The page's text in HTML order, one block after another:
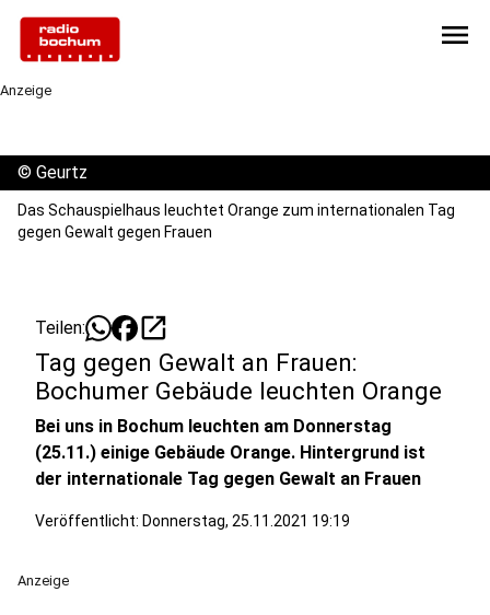
menu
Anzeige
© Geurtz
Das Schauspielhaus leuchtet Orange zum internationalen Tag
gegen Gewalt gegen Frauen
Teilen: open_in_new
Tag gegen Gewalt an Frauen:
Bochumer Gebäude leuchten Orange
Bei uns in Bochum leuchten am Donnerstag
(25.11.) einige Gebäude Orange. Hintergrund ist
der internationale Tag gegen Gewalt an Frauen
Veröffentlicht: Donnerstag, 25.11.2021 19:19
Anzeige